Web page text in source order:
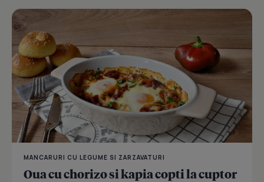
MANCARURI CU LEGUME SI ZARZAVATURI
Oua cu chorizo si kapia copti la cuptor